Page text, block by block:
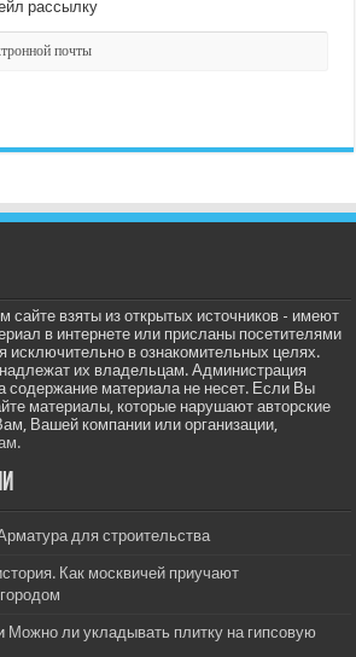
рассылку
сайте взяты из открытых источников - имеют
в интернете или присланы посетителями
исключительно в ознакомительных целях.
их владельцам. Администрация
содержание материала не несет. Если Вы
материалы, которые нарушают авторские
Вашей компании или организации,
для строительства
Как москвичей приучают
Можно ли укладывать плитку на гипсовую